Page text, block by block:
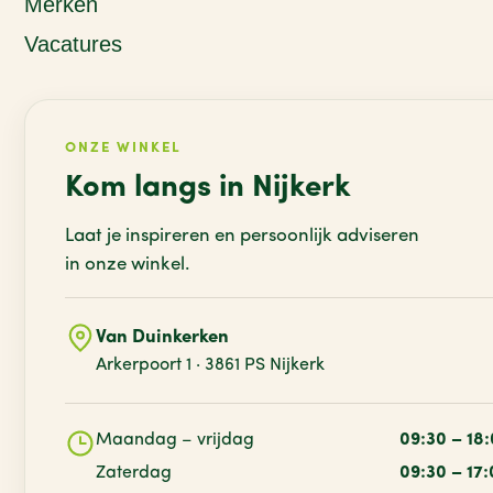
Vacatures
ONZE WINKEL
Kom langs in Nijkerk
Laat je inspireren en persoonlijk adviseren
in onze winkel.
Van Duinkerken
Arkerpoort 1 · 3861 PS Nijkerk
Maandag – vrijdag
09:30 –
Zaterdag
09:30 –